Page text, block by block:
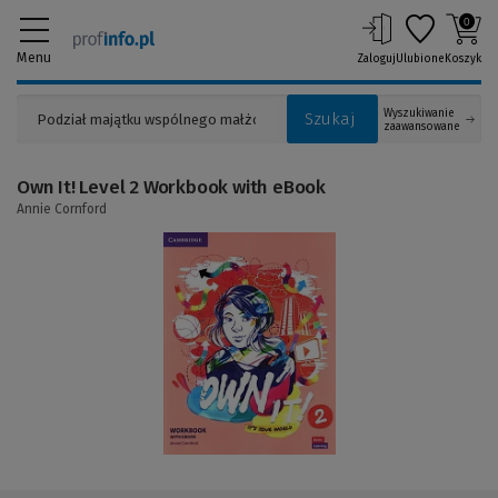
Menu
Szukaj
Wyszukiwanie
zaawansowane
ZalogujUlubione
0
Koszyk
Own It! Level 2 Workbook with eBook
Annie Cornford